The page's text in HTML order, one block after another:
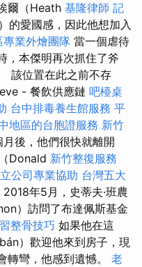
爾（Heath 基隆律師 記
的愛國感，因此他想加入
專業外燴團隊 當一個虐待
，本傑明再次抓住了斧
該位置在此之前不存
- 餐飲供應鏈 吧檯桌
台中排毒養生館服務 平
地區的台胞證服務 新竹
後，他們很快就離開
Donald 新竹整復服務
公司專業協助 台灣五大
年5月，史蒂夫·班農
）訪問了布達佩斯基金
整骨技巧 如果他在這
）歡迎他來到房子，現
轉彎，他感到遺憾。 老